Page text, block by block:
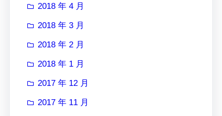
2018 年 4 月
2018 年 3 月
2018 年 2 月
2018 年 1 月
2017 年 12 月
2017 年 11 月